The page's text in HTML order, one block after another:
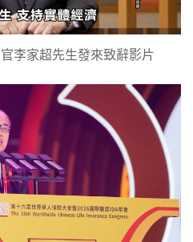
李家超先生發來致辭影片